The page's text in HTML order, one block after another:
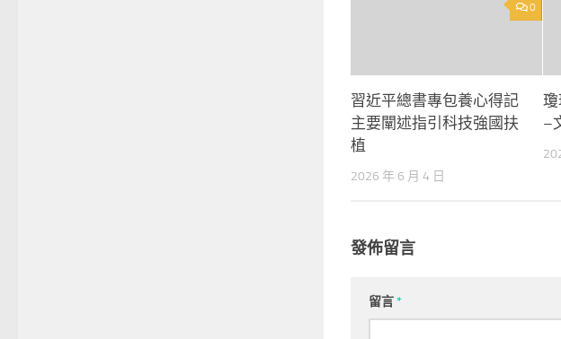
0
習近平總書專包養心得記
主要闡述指引科技強國扶
植
2026 年 6 月 4 日
–
發佈留言
留言*